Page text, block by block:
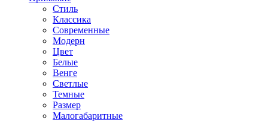
Стиль
Классика
Современные
Модерн
Цвет
Белые
Венге
Светлые
Темные
Размер
Малогабаритные